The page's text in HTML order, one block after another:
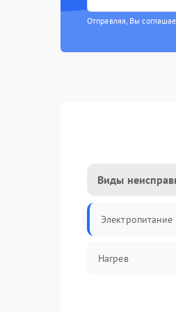
Отправляя, Вы
Виды
Электропитание
Нагрев